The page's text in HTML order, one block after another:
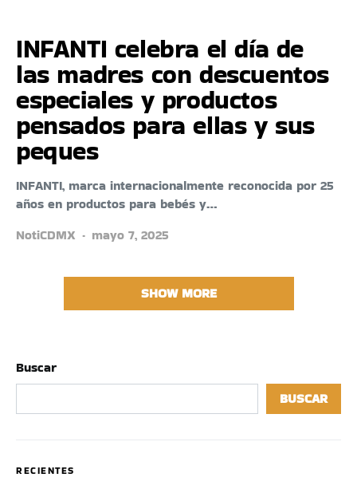
INFANTI celebra el día de
las madres con descuentos
especiales y productos
pensados para ellas y sus
peques
INFANTI, marca internacionalmente reconocida por 25
años en productos para bebés y…
NotiCDMX
mayo 7, 2025
SHOW MORE
Buscar
BUSCAR
RECIENTES